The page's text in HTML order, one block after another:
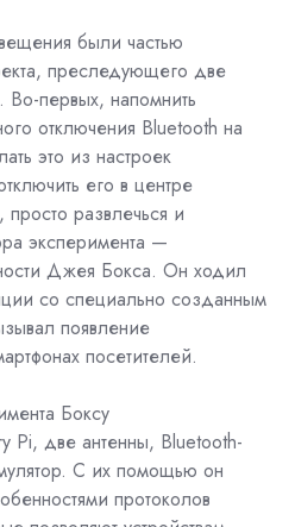
были частью
преследующего две
. Во-первых, напомнить
отключения Bluetooth на
это из настроек
его в центре
развлечься и
эксперимента —
Джея Бокса. Он ходил
со специально созданным
появление
посетителей.
Боксу
Pi, две антенны, Bluetooth-
С их помощью он
протоколов